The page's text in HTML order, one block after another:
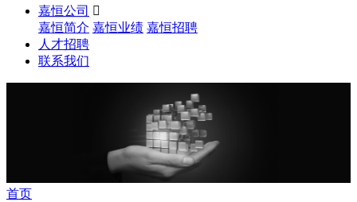
嘉恒公司 
嘉恒简介 嘉恒业绩 嘉恒招聘
人才招聘
联系我们
首页